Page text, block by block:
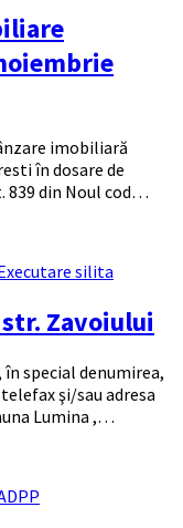
imobiliară
în dosare de
839 din Noul cod…
silita
Zavoiului
special denumirea,
şi/sau adresa
Lumina ,…